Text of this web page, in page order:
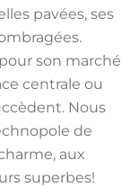
pavées, ses
son marché
centrale ou
Nous
de
aux
superbes!